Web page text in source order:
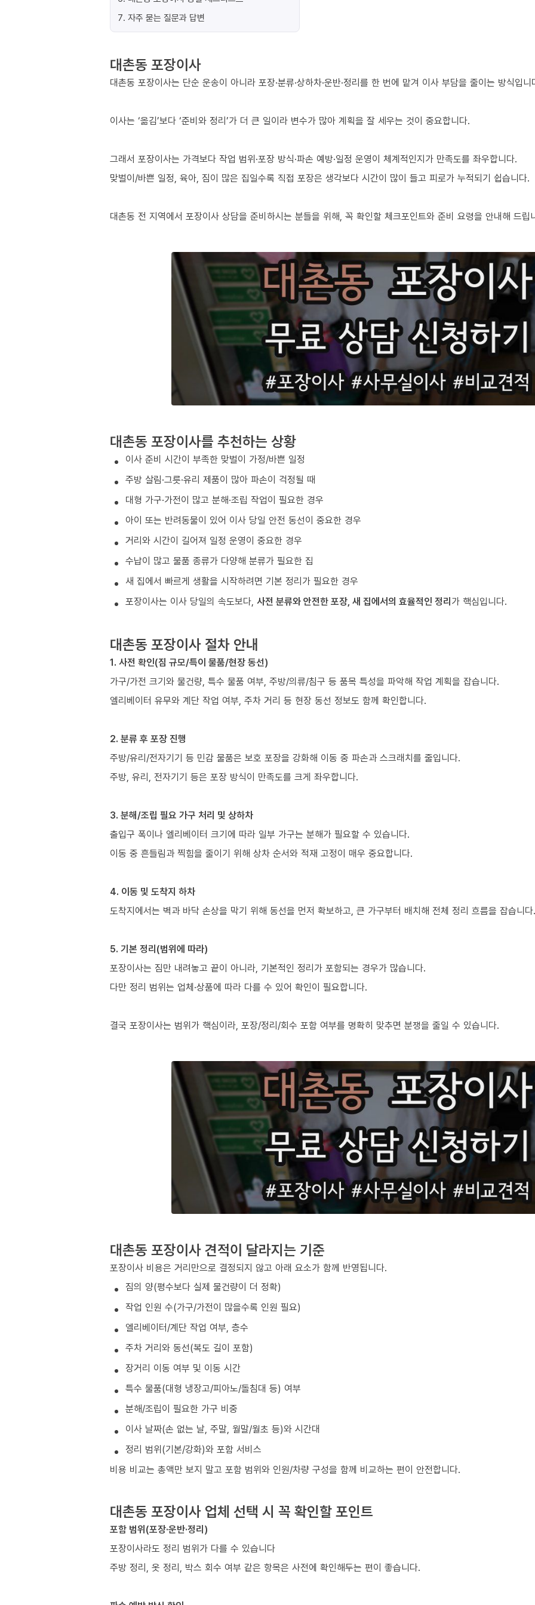
7. 자주 묻는 질문과 답변
대촌동 포장이사
대촌동 포장이사는 단순 운송이 아니라 포장·분류·상하차·운반·정리를 한 번에 맡겨 이사 부담을 줄이는 방식입니
이사는 ‘옮김’보다 ‘준비와 정리’가 더 큰 일이라 변수가 많아 계획을 잘 세우는 것이 중요합니다.
그래서 포장이사는 가격보다 작업 범위·포장 방식·파손 예방·일정 운영이 체계적인지가 만족도를 좌우합니다.
맞벌이/바쁜 일정, 육아, 짐이 많은 집일수록 직접 포장은 생각보다 시간이 많이 들고 피로가 누적되기 쉽습니다.
대촌동 전 지역에서 포장이사 상담을 준비하시는 분들을 위해, 꼭 확인할 체크포인트와 준비 요령을 안내해 드립
대촌동 포장이사를 추천하는 상황
이사 준비 시간이 부족한 맞벌이 가정/바쁜 일정
주방 살림·그릇·유리 제품이 많아 파손이 걱정될 때
대형 가구·가전이 많고 분해·조립 작업이 필요한 경우
아이 또는 반려동물이 있어 이사 당일 안전 동선이 중요한 경우
거리와 시간이 길어져 일정 운영이 중요한 경우
수납이 많고 물품 종류가 다양해 분류가 필요한 집
새 집에서 빠르게 생활을 시작하려면 기본 정리가 필요한 경우
포장이사는 이사 당일의 속도보다, 사전 분류와 안전한 포장, 새 집에서의 효율적인 정리가 핵심입니다.
대촌동 포장이사 절차 안내
1. 사전 확인(짐 규모/특이 물품/현장 동선)
가구/가전 크기와 물건량, 특수 물품 여부, 주방/의류/침구 등 품목 특성을 파악해 작업 계획을 잡습니다.
엘리베이터 유무와 계단 작업 여부, 주차 거리 등 현장 동선 정보도 함께 확인합니다.
2. 분류 후 포장 진행
주방/유리/전자기기 등 민감 물품은 보호 포장을 강화해 이동 중 파손과 스크래치를 줄입니다.
주방, 유리, 전자기기 등은 포장 방식이 만족도를 크게 좌우합니다.
3. 분해/조립 필요 가구 처리 및 상하차
출입구 폭이나 엘리베이터 크기에 따라 일부 가구는 분해가 필요할 수 있습니다.
이동 중 흔들림과 찍힘을 줄이기 위해 상차 순서와 적재 고정이 매우 중요합니다.
4. 이동 및 도착지 하차
도착지에서는 벽과 바닥 손상을 막기 위해 동선을 먼저 확보하고, 큰 가구부터 배치해 전체 정리 흐름을 잡습니다.
5. 기본 정리(범위에 따라)
포장이사는 짐만 내려놓고 끝이 아니라, 기본적인 정리가 포함되는 경우가 많습니다.
다만 정리 범위는 업체·상품에 따라 다를 수 있어 확인이 필요합니다.
결국 포장이사는 범위가 핵심이라, 포장/정리/회수 포함 여부를 명확히 맞추면 분쟁을 줄일 수 있습니다.
대촌동 포장이사 견적이 달라지는 기준
포장이사 비용은 거리만으로 결정되지 않고 아래 요소가 함께 반영됩니다.
짐의 양(평수보다 실제 물건량이 더 정확)
작업 인원 수(가구/가전이 많을수록 인원 필요)
엘리베이터/계단 작업 여부, 층수
주차 거리와 동선(복도 길이 포함)
장거리 이동 여부 및 이동 시간
특수 물품(대형 냉장고/피아노/돌침대 등) 여부
분해/조립이 필요한 가구 비중
이사 날짜(손 없는 날, 주말, 월말/월초 등)와 시간대
정리 범위(기본/강화)와 포함 서비스
비용 비교는 총액만 보지 말고 포함 범위와 인원/차량 구성을 함께 비교하는 편이 안전합니다.
대촌동 포장이사 업체 선택 시 꼭 확인할 포인트
포함 범위(포장·운반·정리)
포장이사라도 정리 범위가 다를 수 있습니다
주방 정리, 옷 정리, 박스 회수 여부 같은 항목은 사전에 확인해두는 편이 좋습니다.